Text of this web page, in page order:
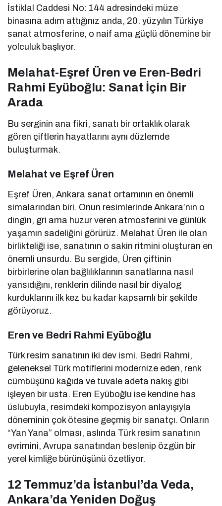
İstiklal Caddesi No: 144 adresindeki müze
binasına adım attığınız anda, 20. yüzyılın Türkiye
sanat atmosferine, o naif ama güçlü dönemine bir
yolculuk başlıyor.
Melahat-Eşref Üren ve Eren-Bedri
Rahmi Eyüboğlu: Sanat İçin Bir
Arada
Bu serginin ana fikri, sanatı bir ortaklık olarak
gören çiftlerin hayatlarını aynı düzlemde
buluşturmak.
Melahat ve Eşref Üren
Eşref Üren, Ankara sanat ortamının en önemli
simalarından biri. Onun resimlerinde Ankara’nın o
dingin, gri ama huzur veren atmosferini ve günlük
yaşamın sadeliğini görürüz. Melahat Üren ile olan
birlikteliği ise, sanatının o sakin ritmini oluşturan en
önemli unsurdu. Bu sergide, Üren çiftinin
birbirlerine olan bağlılıklarının sanatlarına nasıl
yansıdığını, renklerin dilinde nasıl bir diyalog
kurduklarını ilk kez bu kadar kapsamlı bir şekilde
görüyoruz.
Eren ve Bedri Rahmi Eyüboğlu
Türk resim sanatının iki dev ismi. Bedri Rahmi,
geleneksel Türk motiflerini modernize eden, renk
cümbüşünü kağıda ve tuvale adeta nakış gibi
işleyen bir usta. Eren Eyüboğlu ise kendine has
üslubuyla, resimdeki kompozisyon anlayışıyla
döneminin çok ötesine geçmiş bir sanatçı. Onların
“Yan Yana” olması, aslında Türk resim sanatının
evrimini, Avrupa sanatından beslenip özgün bir
yerel kimliğe bürünüşünü özetliyor.
12 Temmuz’da İstanbul’da Veda,
Ankara’da Yeniden Doğuş